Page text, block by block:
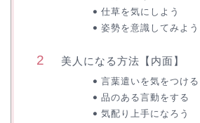
仕草を気にしよう
姿勢を意識してみよう
美人になる方法【内面】
言葉遣いを気をつける
品のある言動をする
気配り上手になろう